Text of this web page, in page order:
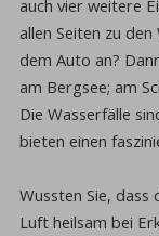
auch vier weitere
allen Seiten zu
dem Auto an?
am Bergsee; am
Die Wasserfälle
bieten einen
Wussten Sie, dass
Luft heilsam bei